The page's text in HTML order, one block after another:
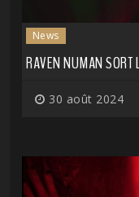
News
RAVEN NUMAN SORT
30 août 2024